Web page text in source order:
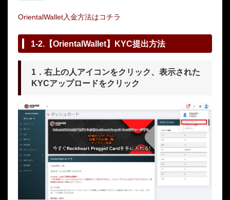
OrientalWallet入金方法はコチラ
1-2.【OrientalWallet】KYC提出方法
1．右上の人アイコンをクリック、表示された
KYCアップロードをクリック